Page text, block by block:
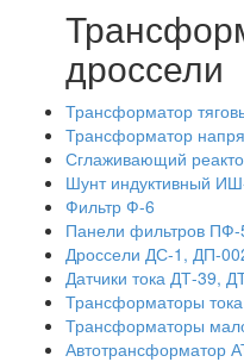
дроссели
Трансформатор
Трансформатор
Сглаживающий
Шунт индуктивный
Фильтр Ф-6
Панели фильтров
Дроссели ДС-1, ДП-
Датчики тока ДТ-39,
Трансформаторы тока
Трансформаторы
Автотрансформатор